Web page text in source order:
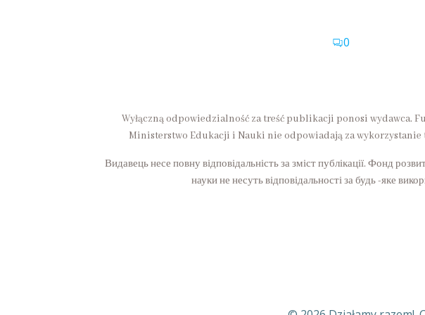
0
Wyłączną odpowiedzialność za treść publikacji ponosi wydawca.
Ministerstwo Edukacji i Nauki nie odpowiadają za
Видавець несе повну відповідальність за зміст публікації. Фонд
науки не несуть відповідальності за будь -яке